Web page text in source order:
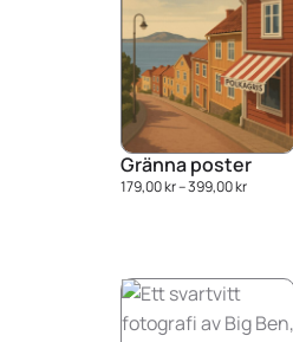
Gränna poster
179,00kr–399,00kr